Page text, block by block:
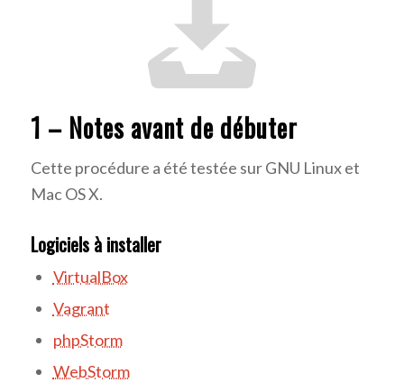
1 – Notes avant de débuter
Cette procédure a été testée sur GNU Linux et
Mac OS X.
Logiciels à installer
VirtualBox
Vagrant
phpStorm
WebStorm